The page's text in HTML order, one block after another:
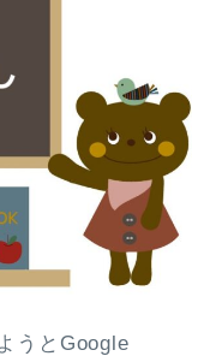
うとGoogle